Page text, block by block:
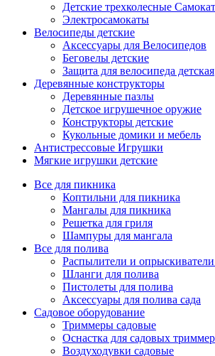
Детские трехколесные
Электросамокаты
Велосипеды детские
Аксессуары для Велосипедов
Беговелы детские
Защита для велосипеда детская
Деревянные конструкторы
Деревянные пазлы
Детское игрушечное оружие
Конструкторы детские
Кукольные домики и мебель
Антистрессовые Игрушки
Мягкие игрушки детские
Все для пикника
Коптильни для пикника
Мангалы для пикника
Решетка для гриля
Шампуры для мангала
Все для полива
Распылители и
Шланги для полива
Пистолеты для полива
Аксессуары для полива сада
Садовое оборудование
Триммеры садовые
Оснастка для садовых
Воздуходувки садовые